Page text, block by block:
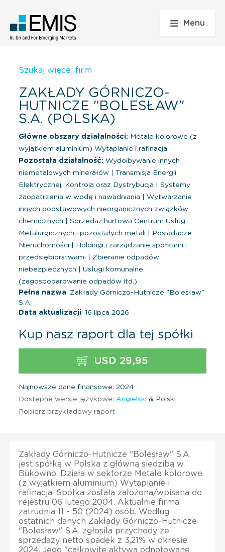
Menu
Szukaj więcej firm
ZAKŁADY GÓRNICZO-
HUTNICZE "BOLESŁAW"
S.A. (POLSKA)
Główne obszary działalności: Metale kolorowe (z
wyjątkiem aluminium) Wytapianie i rafinacja
Pozostała działalność: Wydoibywanie innych
niemetalowych minerałów
Transmisja Energii
Elektrycznej, Kontrola oraz Dystrybucja
Systemy
zaopatrzenia w wodę i nawadniania
Wytwarzanie
innych podstawowych nieorganicznych związków
chemicznych
Sprzedaż hurtowa Centrum Usług
Metalurgicznych i pozostałych metali
Posiadacze
Nieruchomości
Holdingi i zarządzanie spółkami i
przedsiębiorstwami
Zbieranie odpadów
niebezpiecznych
Usługi komunalne
(zagospodarowanie odpadów itd.)
Pełna nazwa: Zakłady Górniczo-Hutnicze "Bolesław"
S.A.
Data aktualizacji: 16 lipca 2026
Kup nasz raport dla tej spółki
USD 29,95
Najnowsze dane finansowe: 2024
Dostępne wersje językowe: Angielski & Polski
Pobierz przykładowy raport
Zakłady Górniczo-Hutnicze "Bolesław" S.A.
jest spółką w Polska z główną siedzibą w
Bukowno. Działa w sektorze Metale kolorowe
(z wyjątkiem aluminium) Wytapianie i
rafinacja. Spółka została założona/wpisana do
rejestru 06 lutego 2004. Aktualnie firma
zatrudnia 11 - 50 (2024) osób. Według
ostatnich danych Zakłady Górniczo-Hutnicze
"Bolesław" S.A. zgłosiła przychody ze
sprzedaży netto spadek z 3,21% w okresie
2024. Jego "całkowite aktywa odnotowane